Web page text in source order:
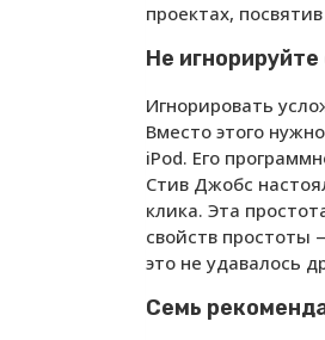
проектах,
Не
Игнорировать
Вместо этого
iPod. Его
Стив Джобс
клика. Эта
свойств простоты
это не удавалось
Семь